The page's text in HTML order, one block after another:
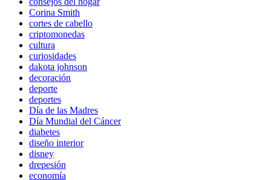
Corina Smith
cortes de cabello
criptomonedas
cultura
curiosidades
dakota johnson
decoración
deporte
deportes
Día de las Madres
Día Mundial del Cáncer
diabetes
diseño interior
disney
drepesión
economía